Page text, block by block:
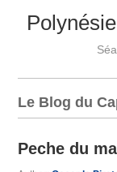
Le Blog du
Peche du